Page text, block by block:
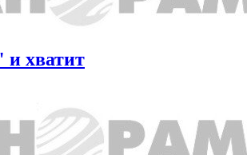
хватит